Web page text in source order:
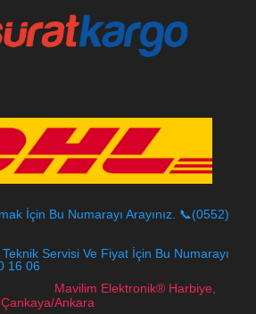
İçin Bu Numarayı Arayınız. 📞(0552)
Servisi Ve Fiyat İçin Bu Numarayı
16 06
Elektronik® Harbiye,
Ankara